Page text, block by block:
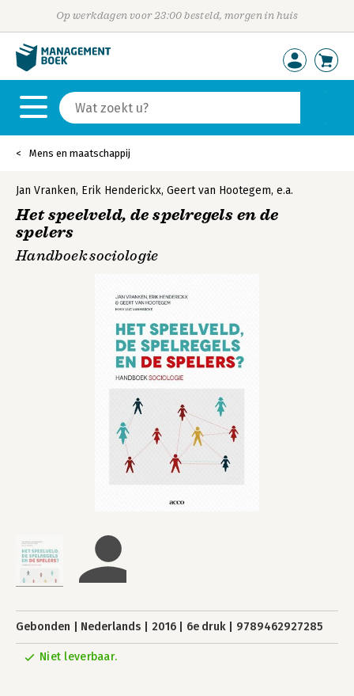
Op werkdagen voor 23:00 besteld, morgen in huis
Mens en maatschappij
Jan Vranken, Erik Henderickx, Geert van Hootegem, e.a.
Het speelveld, de spelregels en de
spelers
Handboek sociologie
Gebonden Nederlands 2016 6e druk 9789462927285
Niet leverbaar.